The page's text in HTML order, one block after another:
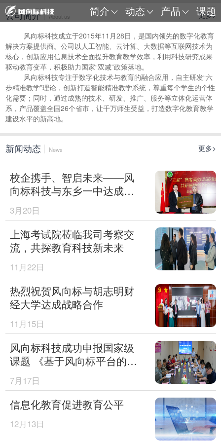
简介 动态 产品 课题
公司简介 About us 更多>
风向标科技成立于2015年11 月28日 ，是国内领先的数字化教育
解决方案提供商。公司以人工智能、云计算、大数据等互联网技术为
核心，创新应用信息技术全面提升教育教学效率，利用科技研究成果
驱动教育变革，积极助力国家“双减”政策落地。
风向标科技专注于数字化技术与教育的融合应用，自主研发“六
步精准教学”理论，创新打造智能精准教学系统，尊重每个学生的个性
化需要；同时，通过成熟的技术、研发、推广、服务等立体化运营体
系，产品覆盖全国26个省市，让千万师生受益，打造数字化教育教学
建设水平的新高地。
新闻动态 News 更多>
校企携手、智启未来——风
向标科技与东乡一中达成高
效课堂合作
3月20日
上海考试院莅临我司考察交
流，共探教育科技新未来
11月22日
热烈祝贺风向标与胡志明财
经大学达成战略合作
11月15日
风向标科技成功申报国家级
课题 《基于风向标平台的数
字教材试用研究》
7月17日
信息化教育促进教育公平
12月13日